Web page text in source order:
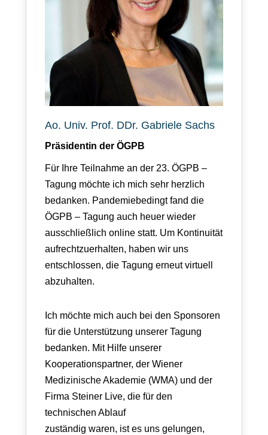
Ao. Univ. Prof. DDr. Gabriele Sachs
Präsidentin der ÖGPB
Für Ihre Teilnahme an der 23. ÖGPB –
Tagung möchte ich mich sehr herzlich
bedanken. Pandemiebedingt fand die
ÖGPB – Tagung auch heuer wieder
ausschließlich online statt. Um Kontinuität
aufrechtzuerhalten, haben wir uns
entschlossen, die Tagung erneut virtuell
abzuhalten.
Ich möchte mich auch bei den Sponsoren
für die Unterstützung unserer Tagung
bedanken. Mit Hilfe unserer
Kooperationspartner, der Wiener
Medizinische Akademie (WMA) und der
Firma Steiner Live, die für den
technischen Ablauf
zuständig waren, ist es uns gelungen,